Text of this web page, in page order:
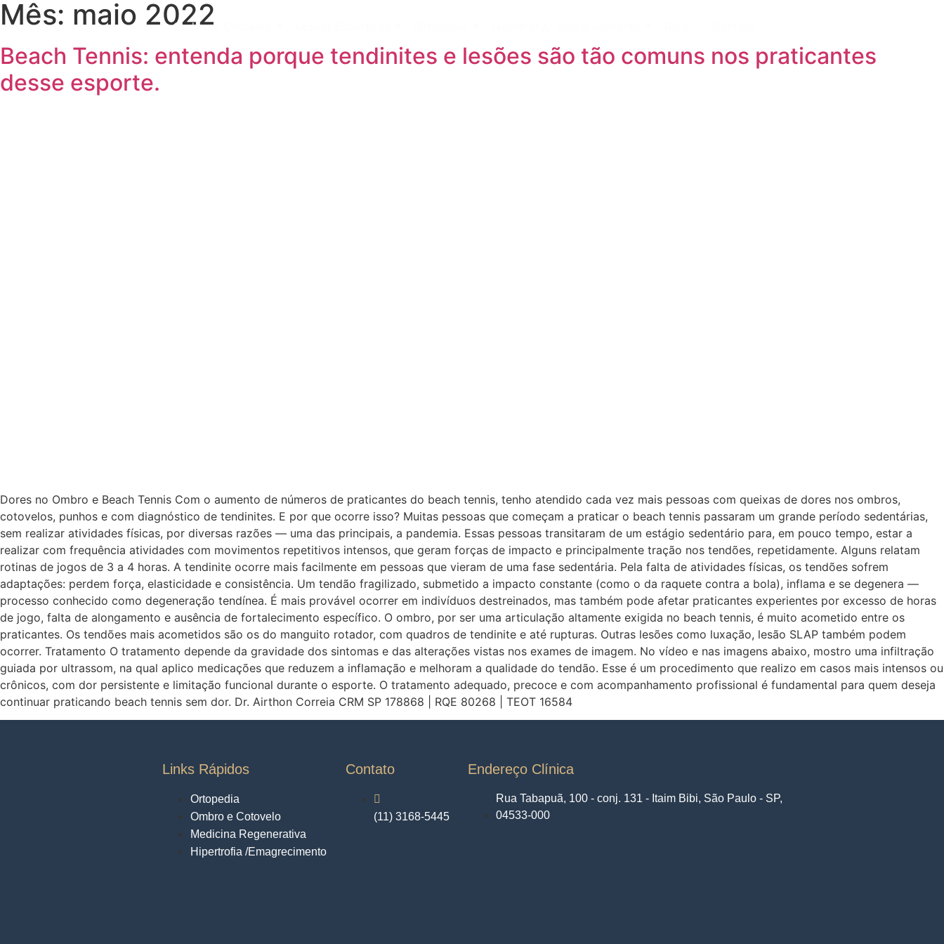
Ombro e Cotovelo
Mês: maio 2022
Beach Tennis: entenda porque tendinites e lesões são tão comuns nos praticantes
desse esporte.
Dores no Ombro e Beach Tennis Com o aumento de números de praticantes do beach tennis, tenho atendido cada vez mais pessoas com queixas de dores nos ombros,
cotovelos, punhos e com diagnóstico de tendinites. E por que ocorre isso? Muitas pessoas que começam a praticar o beach tennis passaram um grande período sedentárias,
sem realizar atividades físicas, por diversas razões — uma das principais, a pandemia. Essas pessoas transitaram de um estágio sedentário para, em pouco tempo, estar a
realizar com frequência atividades com movimentos repetitivos intensos, que geram forças de impacto e principalmente tração nos tendões, repetidamente. Alguns relatam
rotinas de jogos de 3 a 4 horas. A tendinite ocorre mais facilmente em pessoas que vieram de uma fase sedentária. Pela falta de atividades físicas, os tendões sofrem
adaptações: perdem força, elasticidade e consistência. Um tendão fragilizado, submetido a impacto constante (como o da raquete contra a bola), inflama e se degenera —
processo conhecido como degeneração tendínea. É mais provável ocorrer em indivíduos destreinados, mas também pode afetar praticantes experientes por excesso de horas
de jogo, falta de alongamento e ausência de fortalecimento específico. O ombro, por ser uma articulação altamente exigida no beach tennis, é muito acometido entre os
praticantes. Os tendões mais acometidos são os do manguito rotador, com quadros de tendinite e até rupturas. Outras lesões como luxação, lesão SLAP também podem
ocorrer. Tratamento O tratamento depende da gravidade dos sintomas e das alterações vistas nos exames de imagem. No vídeo e nas imagens abaixo, mostro uma infiltração
guiada por ultrassom, na qual aplico medicações que reduzem a inflamação e melhoram a qualidade do tendão. Esse é um procedimento que realizo em casos mais intensos ou
crônicos, com dor persistente e limitação funcional durante o esporte. O tratamento adequado, precoce e com acompanhamento profissional é fundamental para quem deseja
continuar praticando beach tennis sem dor. Dr. Airthon Correia CRM SP 178868 | RQE 80268 | TEOT 16584
Links Rápidos
Ortopedia
Ombro e Cotovelo
Medicina Regenerativa
Hipertrofia /Emagrecimento
Contato
(11) 3168-5445
Endereço Clínica
Rua Tabapuã, 100 - conj. 131 - Itaim Bibi, São Paulo - SP,
04533-000